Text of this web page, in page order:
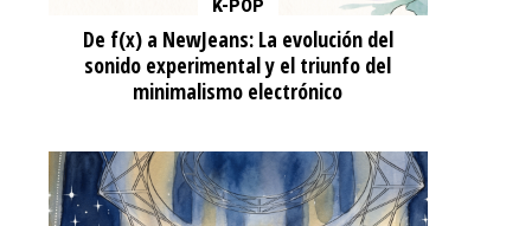
K-POP
De f(x) a NewJeans: La evolución del
sonido experimental y el triunfo del
minimalismo electrónico